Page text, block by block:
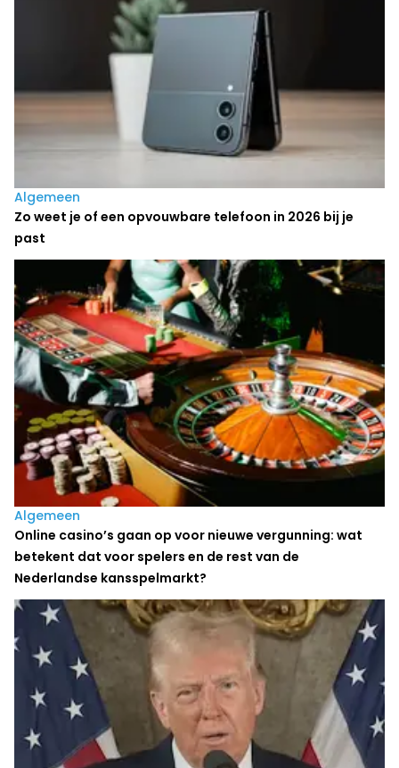
Algemeen
Zo weet je of een opvouwbare telefoon in 2026 bij je
past
Algemeen
Online casino’s gaan op voor nieuwe vergunning: wat
betekent dat voor spelers en de rest van de
Nederlandse kansspelmarkt?